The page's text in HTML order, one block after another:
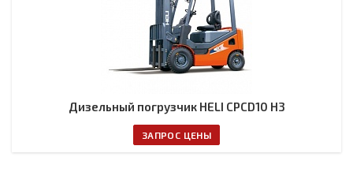
Дизельный погрузчик HELI CPCD10 H3
ЗАПРОС ЦЕНЫ